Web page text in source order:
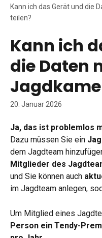
Kann ich das Gerät und die
teilen?
Kann ich
die Daten
20. Januar 2026
Ja, das ist problemlos
Dazu müssen Sie ein
dem Jagdteam
Mitglieder des
und Sie können auch
im Jagdteam anlegen,
Um Mitglied eines
Person ein Tendy-